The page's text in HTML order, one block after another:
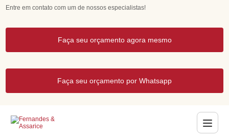
Entre em contato com um de nossos especialistas!
Faça seu orçamento agora mesmo
Faça seu orçamento por Whatsapp